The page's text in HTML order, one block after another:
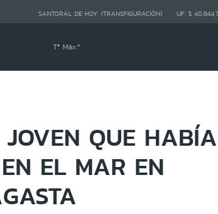
SANTORAL DE HOY: (TRANSFIGURACIÓN) UF: $
Tª Máx:º
QUE HABÍA
EL MAR EN